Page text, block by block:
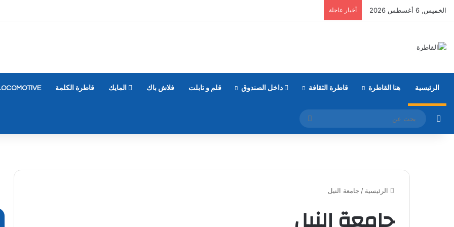
الخميس, 6 أغسطس 2026 أخبار عاجلة
الرئيسية هنا القاطرة قاطرة الثقافة داخل الصندوق قلم و تابلت فلاش باك المايك قاطرة الكلمة
مقال عشوائي
بحث
عن
الرئيسية / جامعة النيل